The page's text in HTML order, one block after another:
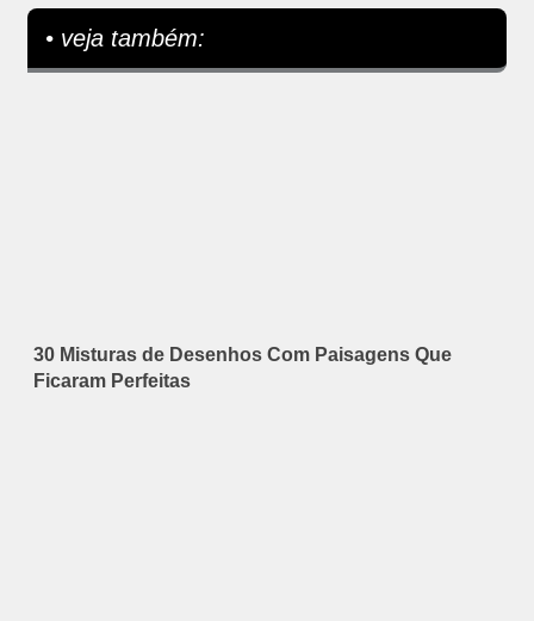
• veja também:
30 Misturas de Desenhos Com Paisagens Que
Ficaram Perfeitas